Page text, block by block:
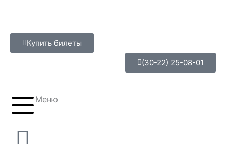
содержимому
Купить билеты
(30-22) 25-08-01
Меню